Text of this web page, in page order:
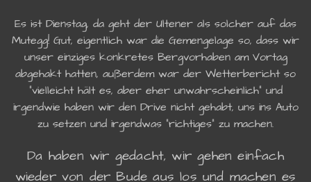
Es ist Dienstag, da geht der Ultener als solcher auf das
Mutegg! Gut, eigentlich war die Gemengelage so, dass wir
unser einziges konkretes Bergvorhaben am Vortag
abgehakt hatten, außerdem war der Wetterbericht so
"vielleicht hält es, aber eher unwahrscheinlich" und
irgendwie haben wir den Drive nicht gehabt, uns ins Auto
zu setzen und irgendwas "richtiges" zu machen.
Da haben wir gedacht, wir gehen einfach
wieder von der Bude aus los und machen es